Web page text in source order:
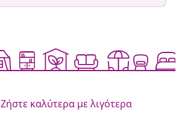
Ζήστε καλύτερα με λιγότερα